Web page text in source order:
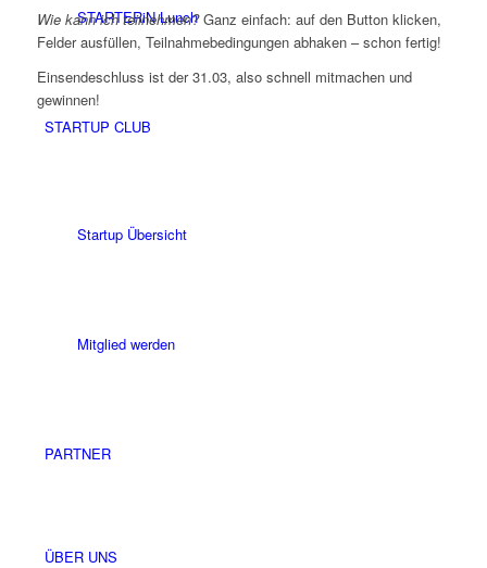
STARTERiN Lunch
STARTUP CLUB
Startup Übersicht
Mitglied werden
PARTNER
ÜBER UNS
Wie kann ich teilnehmen?Ganz einfach: auf den Button klicken,
Felder ausfüllen, Teilnahmebedingungen abhaken – schon fertig!
Einsendeschluss ist der 31.03, also schnell mitmachen und
gewinnen!